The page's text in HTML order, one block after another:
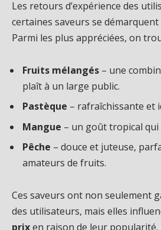
Les retours d’expérience des
certaines saveurs se
Parmi les plus appréciées, on
Fruits mélangés – une
plaît à un large public.
Pastèque – rafraîchissante et
Mangue – un goût tropical qui
Pêche – douce et juteuse,
amateurs de fruits.
Ces saveurs ont non seulement
des utilisateurs, mais elles
prixen raison de leur